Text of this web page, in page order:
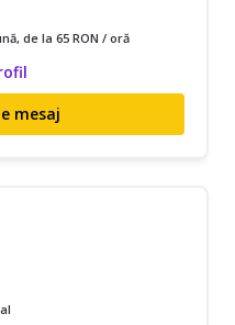
de la 65 RON / oră
mesaj